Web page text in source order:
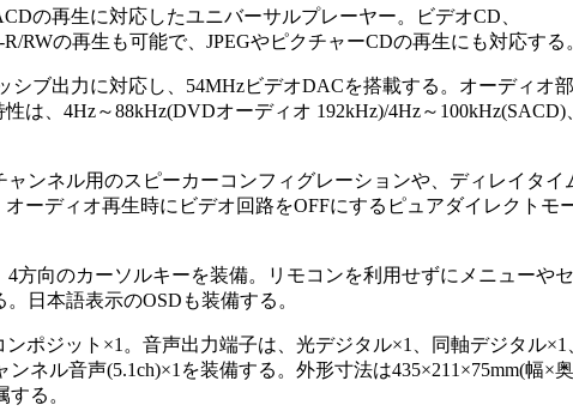
の再生に対応したユニバーサルプレーヤー。ビデオCD、
RWの再生も可能で、JPEGやピクチャーCDの再生にも対応する
ブ出力に対応し、54MHzビデオDACを搭載する。オーディオ部
は、4Hz～88kHz(DVDオーディオ 192kHz)/4Hz～100kHz(SACD)
ンネル用のスピーカーコンフィグレーションや、ディレイタイ
ーディオ再生時にビデオ回路をOFFにするピュアダイレクトモ
方向のカーソルキーを装備。リモコンを利用せずにメニューや
日本語表示のOSDも装備する。
ポジット×1。音声出力端子は、光デジタル×1、同軸デジタル×1
ネル音声(5.1ch)×1を装備する。外形寸法は435×211×75mm(幅×
る。